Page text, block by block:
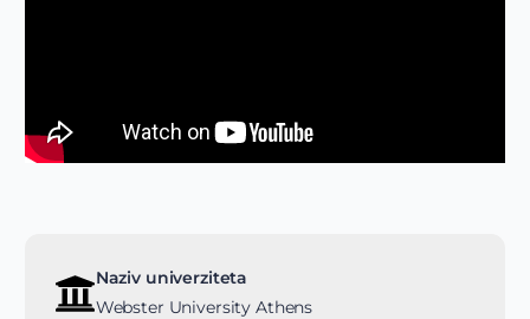
Naziv univerziteta
Webster University Athens